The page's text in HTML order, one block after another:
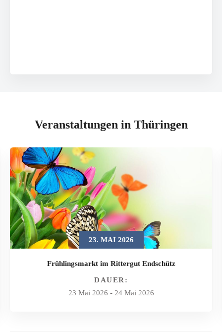
Veranstaltungen in Thüringen
23. MAI 2026
Frühlingsmarkt im Rittergut Endschütz
DAUER:
23 Mai 2026 - 24 Mai 2026